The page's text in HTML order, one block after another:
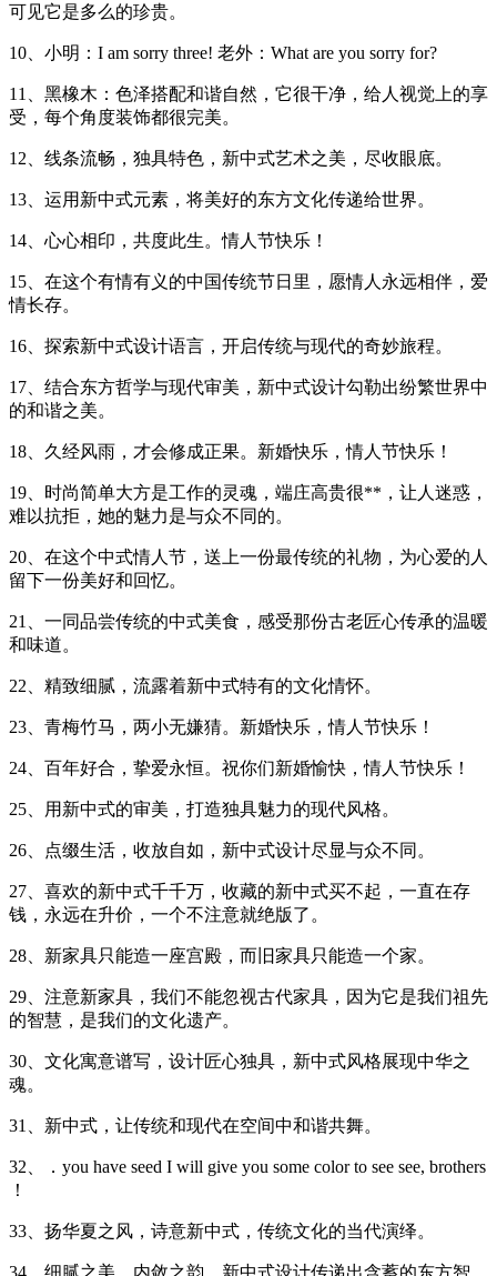
可见它是多么的珍贵。
10、小明：I am sorry three! 老外：What are you sorry for?
11、黑橡木：色泽搭配和谐自然，它很干净，给人视觉上的享
受，每个角度装饰都很完美。
12、线条流畅，独具特色，新中式艺术之美，尽收眼底。
13、运用新中式元素，将美好的东方文化传递给世界。
14、心心相印，共度此生。情人节快乐！
15、在这个有情有义的中国传统节日里，愿情人永远相伴，爱
情长存。
16、探索新中式设计语言，开启传统与现代的奇妙旅程。
17、结合东方哲学与现代审美，新中式设计勾勒出纷繁世界中
的和谐之美。
18、久经风雨，才会修成正果。新婚快乐，情人节快乐！
19、时尚简单大方是工作的灵魂，端庄高贵很**，让人迷惑，
难以抗拒，她的魅力是与众不同的。
20、在这个中式情人节，送上一份最传统的礼物，为心爱的人
留下一份美好和回忆。
21、一同品尝传统的中式美食，感受那份古老匠心传承的温暖
和味道。
22、精致细腻，流露着新中式特有的文化情怀。
23、青梅竹马，两小无嫌猜。新婚快乐，情人节快乐！
24、百年好合，挚爱永恒。祝你们新婚愉快，情人节快乐！
25、用新中式的审美，打造独具魅力的现代风格。
26、点缀生活，收放自如，新中式设计尽显与众不同。
27、喜欢的新中式千千万，收藏的新中式买不起，一直在存
钱，永远在升价，一个不注意就绝版了。
28、新家具只能造一座宫殿，而旧家具只能造一个家。
29、注意新家具，我们不能忽视古代家具，因为它是我们祖先
的智慧，是我们的文化遗产。
30、文化寓意谱写，设计匠心独具，新中式风格展现中华之
魂。
31、新中式，让传统和现代在空间中和谐共舞。
32、．you have seed I will give you some color to see see, brothers
！
33、扬华夏之风，诗意新中式，传统文化的当代演绎。